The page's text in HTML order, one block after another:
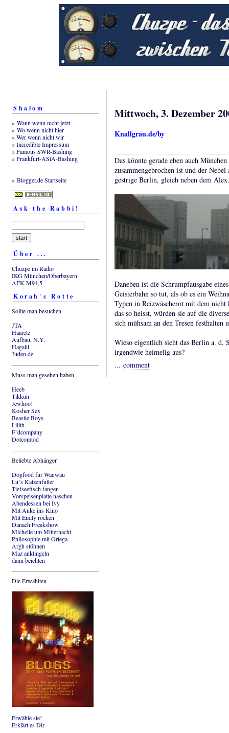
Shalom
» Wann wenn nicht jetzt
» Wo wenn nicht hier
» Wer wenn nicht wir
» Incredible Impressum
» Famous SWR-Bashing
» Frankfurt-AStA-Bashing
» Blogger.de Startseite
Ask the Rabbi!
Über ...
Chuzpe im Radio
IKG München/Oberbayern
AFK M94,5
Korah´s Rotte
Sollte man besuchen
JTA
Haaretz
Aufbau, N.Y.
Hagalil
Juden.de
Muss man gesehen haben
Heeb
Tikkun
Jewhoo!
Kosher Sex
Beastie Boys
Lilith
F´dcompany
Dotcomtod
Beliebte Abhänger
Dogfood für Wauwau
Lu´s Katzenfutter
Tiefseefisch fangen
Vorspeisenplatte naschen
Abendessen bei Ivy
Mit Anke ins Kino
Mit Emily rocken
Danach Freakshow
Michelle um Mitternacht
Philosophie mit Ortega
Argh stöhnen
Maz anklingeln
dann beichten
Die Erwählten
Erwähle sie!
Erklärt es Dir
Mittwoch, 3. Dezember
Knallgrau.de/by
Das könnte gerade eben auch
zusammengebrochen ist und der
gestrige Berlin, gleich neben dem Alex.
Daneben ist die Schrumpfausgabe
Geisterbahn so tut, als ob es ein
Typen in Reizwäscherot mit dem
das so heisst, würden sie auf die
sich mühsam an den Tresen festhalten
Wieso eigentlich sieht das Berlin a. d.
irgendwie heimelig aus?
... comment